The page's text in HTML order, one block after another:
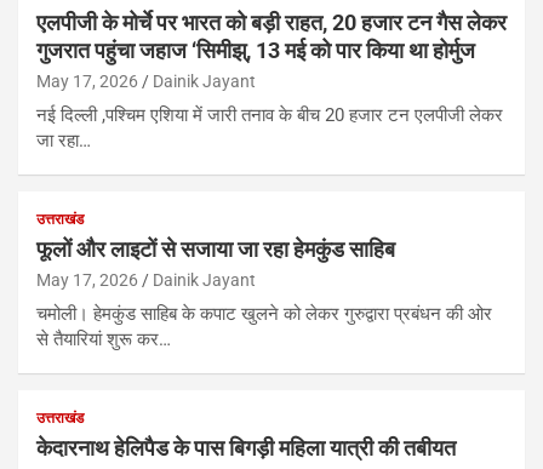
एलपीजी के मोर्चे पर भारत को बड़ी राहत, 20 हजार टन गैस लेकर
गुजरात पहुंचा जहाज ‘सिमीझ्, 13 मई को पार किया था होर्मुज
May 17, 2026 Dainik Jayant
नई दिल्ली ,पश्चिम एशिया में जारी तनाव के बीच 20 हजार टन एलपीजी लेकर
जा रहा…
उत्तराखंड
फूलों और लाइटों से सजाया जा रहा हेमकुंड साहिब
May 17, 2026 Dainik Jayant
चमोली। हेमकुंड साहिब के कपाट खुलने को लेकर गुरुद्वारा प्रबंधन की ओर
से तैयारियां शुरू कर…
उत्तराखंड
केदारनाथ हेलिपैड के पास बिगड़ी महिला यात्री की तबीयत